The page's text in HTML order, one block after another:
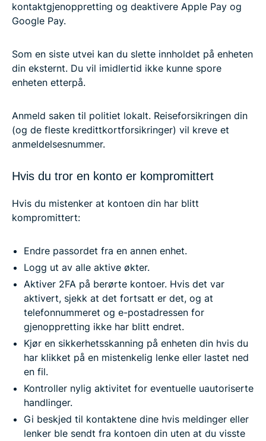
kontaktgjenoppretting og deaktivere Apple Pay og
Google Pay.
Som en siste utvei kan du slette innholdet på enheten
din eksternt. Du vil imidlertid ikke kunne spore
enheten etterpå.
Anmeld saken til politiet lokalt. Reiseforsikringen din
(og de fleste kredittkortforsikringer) vil kreve et
anmeldelsesnummer.
Hvis du tror en konto er kompromittert
Hvis du mistenker at kontoen din har blitt
kompromittert:
Endre passordet fra en annen enhet.
Logg ut av alle aktive økter.
Aktiver 2FA på berørte kontoer. Hvis det var
aktivert, sjekk at det fortsatt er det, og at
telefonnummeret og e-postadressen for
gjenoppretting ikke har blitt endret.
Kjør en sikkerhetsskanning på enheten din hvis du
har klikket på en mistenkelig lenke eller lastet ned
en fil.
Kontroller nylig aktivitet for eventuelle uautoriserte
handlinger.
Gi beskjed til kontaktene dine hvis meldinger eller
lenker ble sendt fra kontoen din uten at du visste